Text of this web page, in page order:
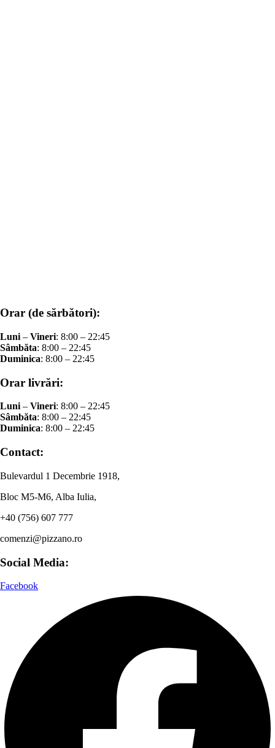
Orar (de sărbători):
Luni – Vineri: 8:00 – 22:45
Sâmbăta: 8:00 – 22:45
Duminica: 8:00 – 22:45
Orar livrări:
Luni – Vineri: 8:00 – 22:45
Sâmbăta: 8:00 – 22:45
Duminica: 8:00 – 22:45
Contact:
Bulevardul 1 Decembrie 1918,
Bloc M5-M6, Alba Iulia,
+40 (756) 607 777
comenzi@pizzano.ro
Social Media:
Facebook